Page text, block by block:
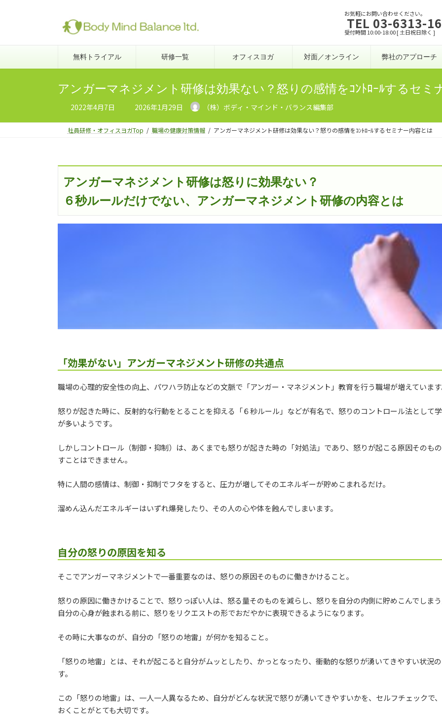
お気軽にお問い合わせください。
TEL 03-6313-
受付時間 10:00-18:00 [ 土日祝日除く ]
無料トライアル 研修一覧 オフィスヨガ 対面／オンライン 弊社のアプローチ
アンガーマネジメント研修は効果ない？怒りの感情をｺﾝﾄﾛｰﾙするセミ
2022年4月7日 最
終
新
日
2026年1月29日 （株）ボディ・マインド・バランス編集部
社員研修・オフィスヨガTop 職場の健康対策情報 アンガーマネジメント研修は効果ない？怒りの感情をｺﾝﾄﾛｰﾙするセミナー内容とは
アンガーマネジメント研修は怒りに効果ない？
６秒ルールだけでない、アンガーマネジメント研修の内容とは
「効果がない」アンガーマネジメント研修の共通点
職場の心理的安全性の向上、パワハラ防止などの文脈で「アンガー・マネジメント」教育を行う職場が増えていま
怒りが起きた時に、反射的な行動をとることを抑える「６秒ルール」などが有名で、怒りのコントロール法として
が多いようです。
しかしコントロール（制御・抑制）は、あくまでも怒りが起きた時の「対処法」であり、怒りが起こる原因そのも
すことはできません。
特に人間の感情は、制御・抑制でフタをすると、圧力が増してそのエネルギーが貯めこまれるだけ。
溜めん込んだエネルギーはいずれ爆発したり、その人の心や体を蝕んでしまいます。
自分の怒りの原因を知る
そこでアンガーマネジメントで一番重要なのは、怒りの原因そのものに働きかけること。
怒りの原因に働きかけることで、怒りっぽい人は、怒る量そのものを減らし、怒りを自分の内側に貯めこんでしま
自分の心身が蝕まれる前に、怒りをリクエストの形でおだやかに表現できるようになります。
その時に大事なのが、自分の「怒りの地雷」が何かを知ること。
「怒りの地雷」とは、それが起こると自分がムッとしたり、かっとなったり、衝動的な怒りが湧いてきやすい状況
す。
この「怒りの地雷」は、一人一人異なるため、自分がどんな状況で怒りが湧いてきやすいかを、セルフチェックで
おくことがとても大切です。